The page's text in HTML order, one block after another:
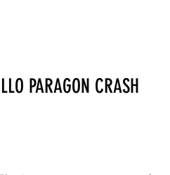
PARAGON CRASH